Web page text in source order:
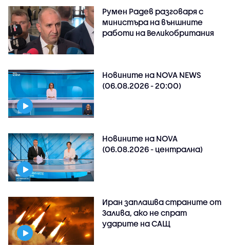
Румен Радев разговаря с
министъра на външните
работи на Великобритания
Новините на NOVA NEWS
(06.08.2026 - 20:00)
Новините на NOVA
(06.08.2026 - централна)
Иран заплашва страните от
Залива, ако не спрат
ударите на САЩ